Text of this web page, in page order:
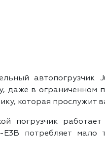
автопогрузчик
в ограниченном
которая прослужит
погрузчик
потребляет мало